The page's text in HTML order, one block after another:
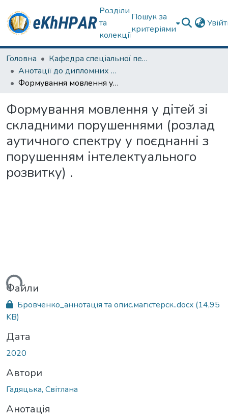
Розділи
та
колекції
Пошук за
критеріями
Головна
Кафедра спеціальної педагогіки і психології та інклюзивної освіти
Анотації до дипломних робіт
Формування мовлення у дітей зі складними порушеннями (розлад аутичного спектру у поєднанні з порушенням інтелектуального розвитку) .
Формування мовлення у дітей зі
складними порушеннями (розлад
аутичного спектру у поєднанні з
порушенням інтелектуального
розвитку) .
Файли
Бровченко_аннотація та опис.магістерск..docx (14,95
KB)
Дата
2020
Автори
Гадяцька, Світлана
Анотація